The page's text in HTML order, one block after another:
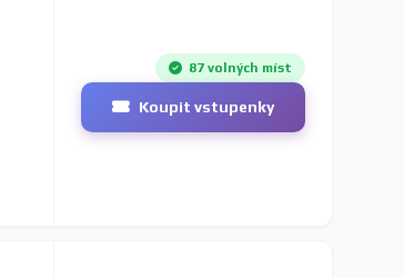
87 volných míst
Koupit vstupenky